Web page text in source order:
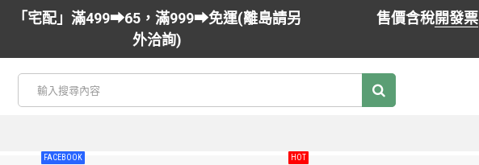
「宅配」滿499➡65，滿999➡免運(離島請另
外洽詢)
售價含稅開發票
FACEBOOK HOT